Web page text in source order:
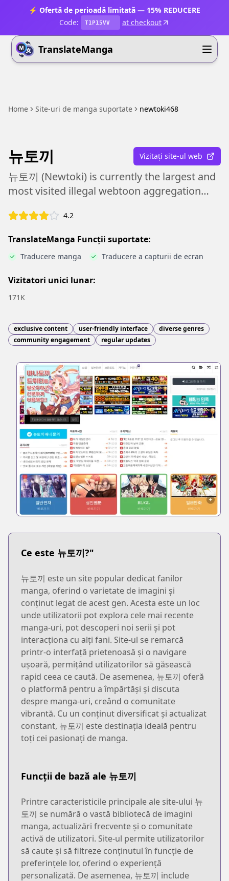
⚡ Ofertă de perioadă limitată — 15% REDUCERE
Code:
T1P15VV at checkout
TranslateManga
Home Site-uri de manga suportate newtoki468
뉴토끼 Vizitați site-ul web
뉴토끼 (Newtoki) is currently the largest and
most visited illegal webtoon aggregation
4.2
TranslateManga Funcții suportate:
Traducere manga Traducere a capturii de ecran
Vizitatori unici lunar:
171K
exclusive content user-friendly interface
diverse genres
community engagement
regular updates
Ce este 뉴토끼?"
뉴토끼 este un site popular dedicat fanilor
manga, oferind o varietate de imagini și
conținut legat de acest gen. Acesta este un loc
unde utilizatorii pot explora cele mai recente
manga-uri, pot descoperi noi serii și pot
interacționa cu alți fani. Site-ul se remarcă
printr-o interfață prietenoasă și o navigare
ușoară, permițând utilizatorilor să găsească
rapid ceea ce caută. De asemenea, 뉴토끼 oferă
o platformă pentru a împărtăși și discuta
despre manga-uri, creând o comunitate
vibrantă. Cu un conținut diversificat și actualizat
constant, 뉴토끼 este destinația ideală pentru
toți cei pasionați de manga.
Funcții de bază ale 뉴토끼
Printre caracteristicile principale ale site-ului 뉴
토끼 se numără o vastă bibliotecă de imagini
manga, actualizări frecvente și o comunitate
activă de utilizatori. Site-ul permite utilizatorilor
să caute și să filtreze conținutul în funcție de
preferințele lor, oferind o experiență
personalizată. De asemenea, 뉴토끼 include